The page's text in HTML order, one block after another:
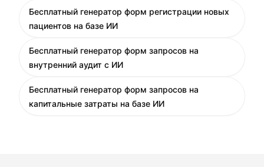
Бесплатный генератор форм регистрации новых
пациентов на базе ИИ
Бесплатный генератор форм запросов на
внутренний аудит с ИИ
Бесплатный генератор форм запросов на
капитальные затраты на базе ИИ